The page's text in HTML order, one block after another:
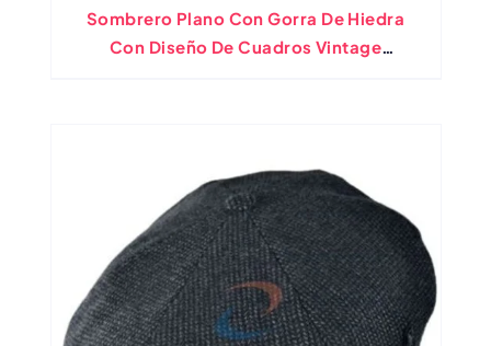
Sombrero Plano Con Gorra De Hiedra
Con Diseño De Cuadros Vintage